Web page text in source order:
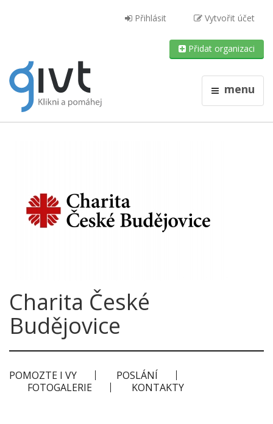
Přihlásit Vytvořit účet
Přidat organizaci
menu
Charita České
Budějovice
POMOZTE I VY
POSLÁNÍ
FOTOGALERIE
KONTAKTY